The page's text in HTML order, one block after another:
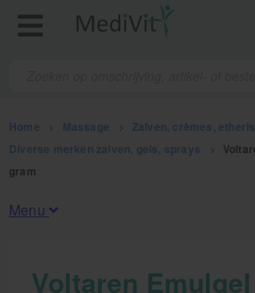
Home Massage Zalven, crèmes,
Diverse merken zalven, gels, sprays
gram
Menu
Fysiotherapieproducten
Voltaren